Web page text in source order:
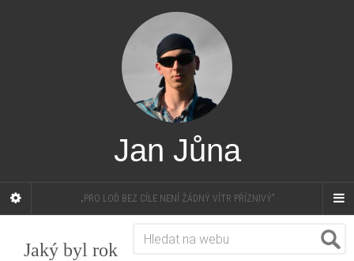
Jan Jůna
„PRO LOĎ BEZ CÍLE NENÍ ŽÁDNÝ VÍTR PŘÍZNIVÝ”
Jaký byl rok